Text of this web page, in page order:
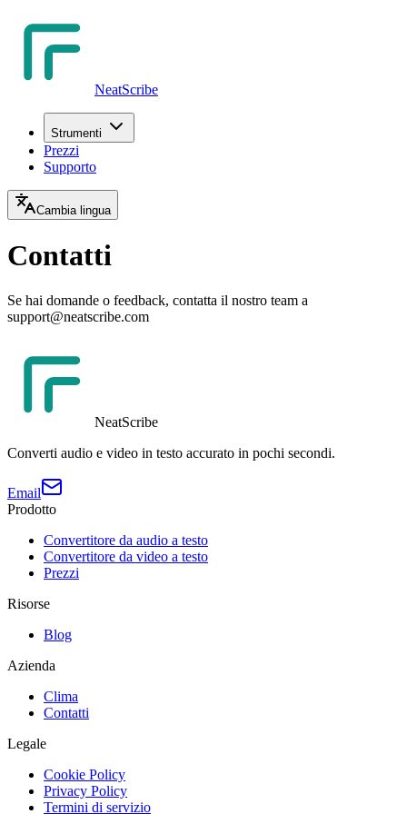
NeatScribe
Strumenti
Prezzi
Supporto
Cambia lingua
Contatti
Se hai domande o feedback, contatta il nostro team a
support@neatscribe.com
NeatScribe
Converti audio e video in testo accurato in pochi secondi.
Email
Prodotto
Convertitore da audio a testo
Convertitore da video a testo
Prezzi
Risorse
Blog
Azienda
Clima
Contatti
Legale
Cookie Policy
Privacy Policy
Termini di servizio